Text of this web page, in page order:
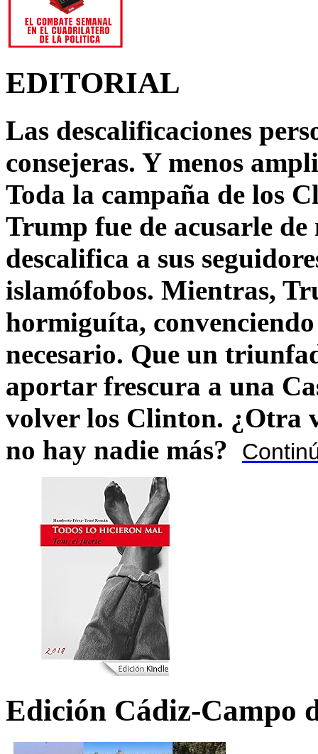
EDITORIAL
Las descalificaciones
consejeras. Y menos
Toda la campaña de los
Trump fue de acusarle
descalifica a sus
islamófobos. Mientras,
hormiguíta,
necesario. Que un
aportar frescura a una
volver los Clinton. ¿Otra
no hay nadie más?
Edición Cádiz-Campo